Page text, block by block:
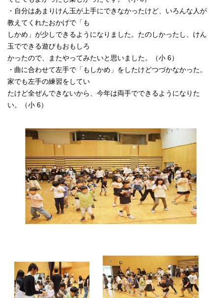
・自分はあまりけん玉が上手にできなかったけど、いろんな人が
教えてくれたおかげで「も
しかめ」が少しできるようになりました。たのしかったし、けん
玉でできる遊びもおもしろ
かったので、またやってみたいと思いました。（小 6）
・曲に合わせて左手で「もしかめ」をしたけどつづかなかった。
家でも左手の練習をしてい
たけど全ぜんできないから、今年は両手でできるようになりた
い。（小 6）